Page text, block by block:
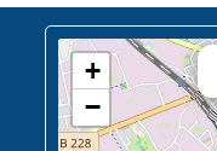
+
−